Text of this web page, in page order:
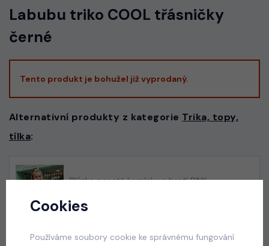
Labubu triko COOL třásničky
černé
Tento produkt je bohužel již vyprodaný.
Alternativní produkty z kategorie Trika, topy,
tílka:
Blůzka posetá kamínky s broží PINK
165 Kč
Cookies
Používáme soubory cookie ke správnému fungování